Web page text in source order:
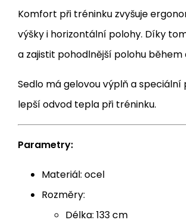
Komfort při tréninku zvyšuje
výšky i horizontální polohy. Díky
a zajistit pohodlnější polohu během
Sedlo má gelovou výplň a
lepší odvod tepla při tréninku.
Parametry:
Materiál: ocel
Rozměry:
Délka: 133 cm